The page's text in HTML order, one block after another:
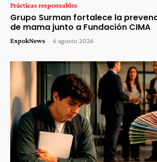
Prácticas responsables
Grupo Surman fortalece la
de mama junto a Fundación CIMA
ExpokNews - 6 agosto 2026